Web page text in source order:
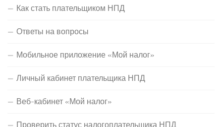
Как стать плательщиком НПД
Ответы на вопросы
Мобильное приложение «Мой налог»
Личный кабинет плательщика НПД
Веб-кабинет «Мой налог»
Проверить статус налогоплательщика НПД